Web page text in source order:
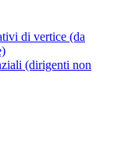
di vertice (da
(dirigenti non